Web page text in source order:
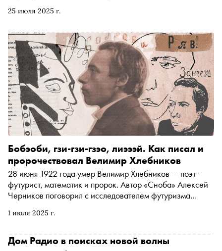
25 июля 2025 г.
«Москвичка. Женщины советской столицы 1920–1930-
— рассказывает Сноб
1 июля 2025 г.
Бобэоби, гзи-гзи-гзэо, лиэээй. Как писал и
пророчествовал Велимир Хлебников
28 июня 1922 года умер Велимир Хлебников — поэт-
футурист, математик и пророк. Автор «Сноба» Алексей
Черников поговорил с исследователем футуризма
предсказывал крах империй, Карибский кризис и
отличается его заумь от зауми Алексея Крученых, что
Дом Радио в поисках новой волны